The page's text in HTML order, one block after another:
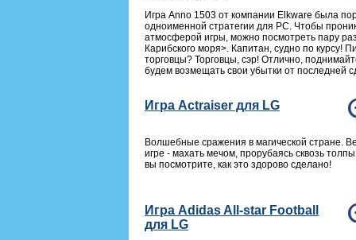
Игра Anno 1503 от компании Elkware была
одноименной стратегии для PC. Чтобы
атмосферой игры, можно посмотреть пару
Карибского моря>. Капитан, судно по курсу!
торговцы? Торговцы, сэр! Отлично,
будем возмещать свои убытки от последней
Игра Actraiser для LG
Волшебные сражения в магической стране.
игре - махать мечом, прорубаясь сквозь
вы посмотрите, как это здорово сделано!
Игра Adidas All-star Football
для LG